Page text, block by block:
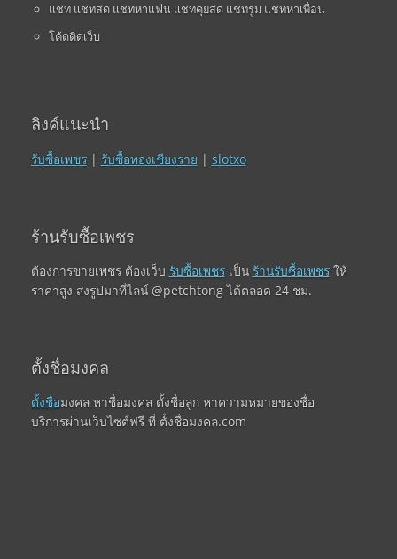
แชท แชทสด แชทหาแฟน แชทคุยสด แชทรูม แชทหาเพื่อน
โค้ดติดเว็บ
ลิงค์แนะนำ
รับซื้อเพชร| รับซื้อทองเชียงราย | slotxo
ร้านรับซื้อเพชร
ต้องการขายเพชร ต้องเว็บ รับซื้อเพชรเป็น ร้านรับซื้อเพชรให้
ราคาสูง ส่งรูปมาที่ไลน์ @petchtong ได้ตลอด 24 ชม.
ตั้งชื่อมงคล
ตั้งชื่อมงคล หาชื่อมงคล ตั้งชื่อลูก หาความหมายของชื่อ
บริการผ่านเว็บไซต์ฟรี ที่ ตั้งชื่อมงคล.com